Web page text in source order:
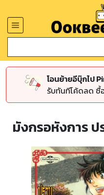
โอนย้ายอีบุ๊กไป
รับทันทีโค้ดลด ซื้
มังกรอหังการ ป